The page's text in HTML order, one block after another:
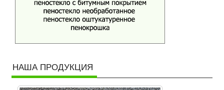
НАША ПРОДУКЦИЯ